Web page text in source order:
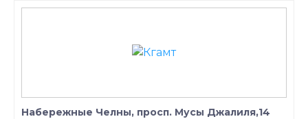
Набережные Челны, просп. Мусы Джалиля,14